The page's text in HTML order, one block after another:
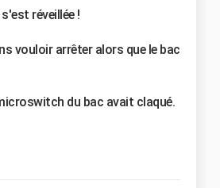
réveillée !
vouloir arrêter alors que le bac
du bac avait claqué.